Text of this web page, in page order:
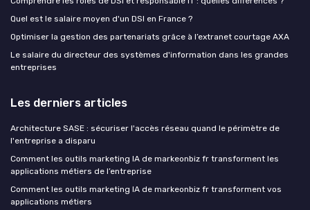
Quel est le salaire moyen d'un DSI en France ?
Optimiser la gestion des partenariats grâce à l’extranet courtage AXA
Le salaire du directeur des systèmes d'information dans les grandes
entreprises
Les derniers articles
Architecture SASE : sécuriser l'accès réseau quand le périmètre de
l'entreprise a disparu
Comment les outils marketing IA de markeonbiz fr transforment les
applications métiers de l’entreprise
Comment les outils marketing IA de markeonbiz fr transforment vos
applications métiers